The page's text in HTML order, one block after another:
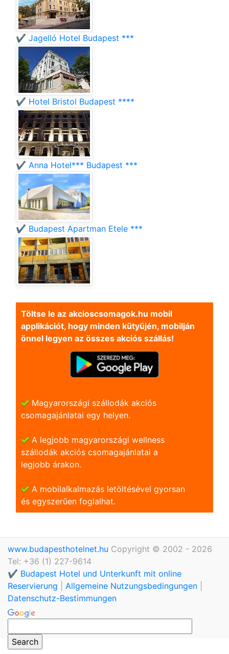
✔️ Jagelló Hotel Budapest ***
✔️ Hotel Bristol Budapest ****
✔️ Anna Hotel*** Budapest ***
✔️ Budapest Apartman Etele ***
Töltse le az akcioscsomagok.hu mobil
applikációt, hogy minden kütyüjén, mobilján
önnel legyen az összes akciós szállás!
Magyarországi szállodák akciós
csomagajánlatai egy helyen.
A legjobb magyarországi wellness
szállodák akciós csomagajánlatai a
legjobb árakon.
A mobilalkalmazás letöltésével gyorsan
és egyszerũen foglalhat.
www.budapesthotelnet.hu Copyright © 2002 - 2026
Tel: +36 (1) 227-9614
✔️ Budapest Hotel und Unterkunft mit online
Reservierung
Allgemeine Nutzungsbedingungen
Datenschutz-Bestimmungen